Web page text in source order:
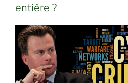
entière ?